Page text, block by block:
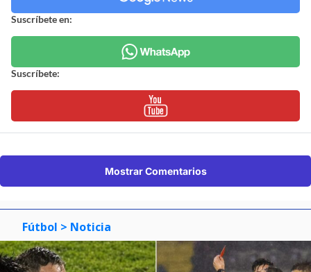
Suscríbete en:
Suscríbete:
Mostrar Comentarios
Fútbol > Noticia